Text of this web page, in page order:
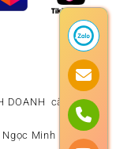
DOANH cấp ngày
Minh